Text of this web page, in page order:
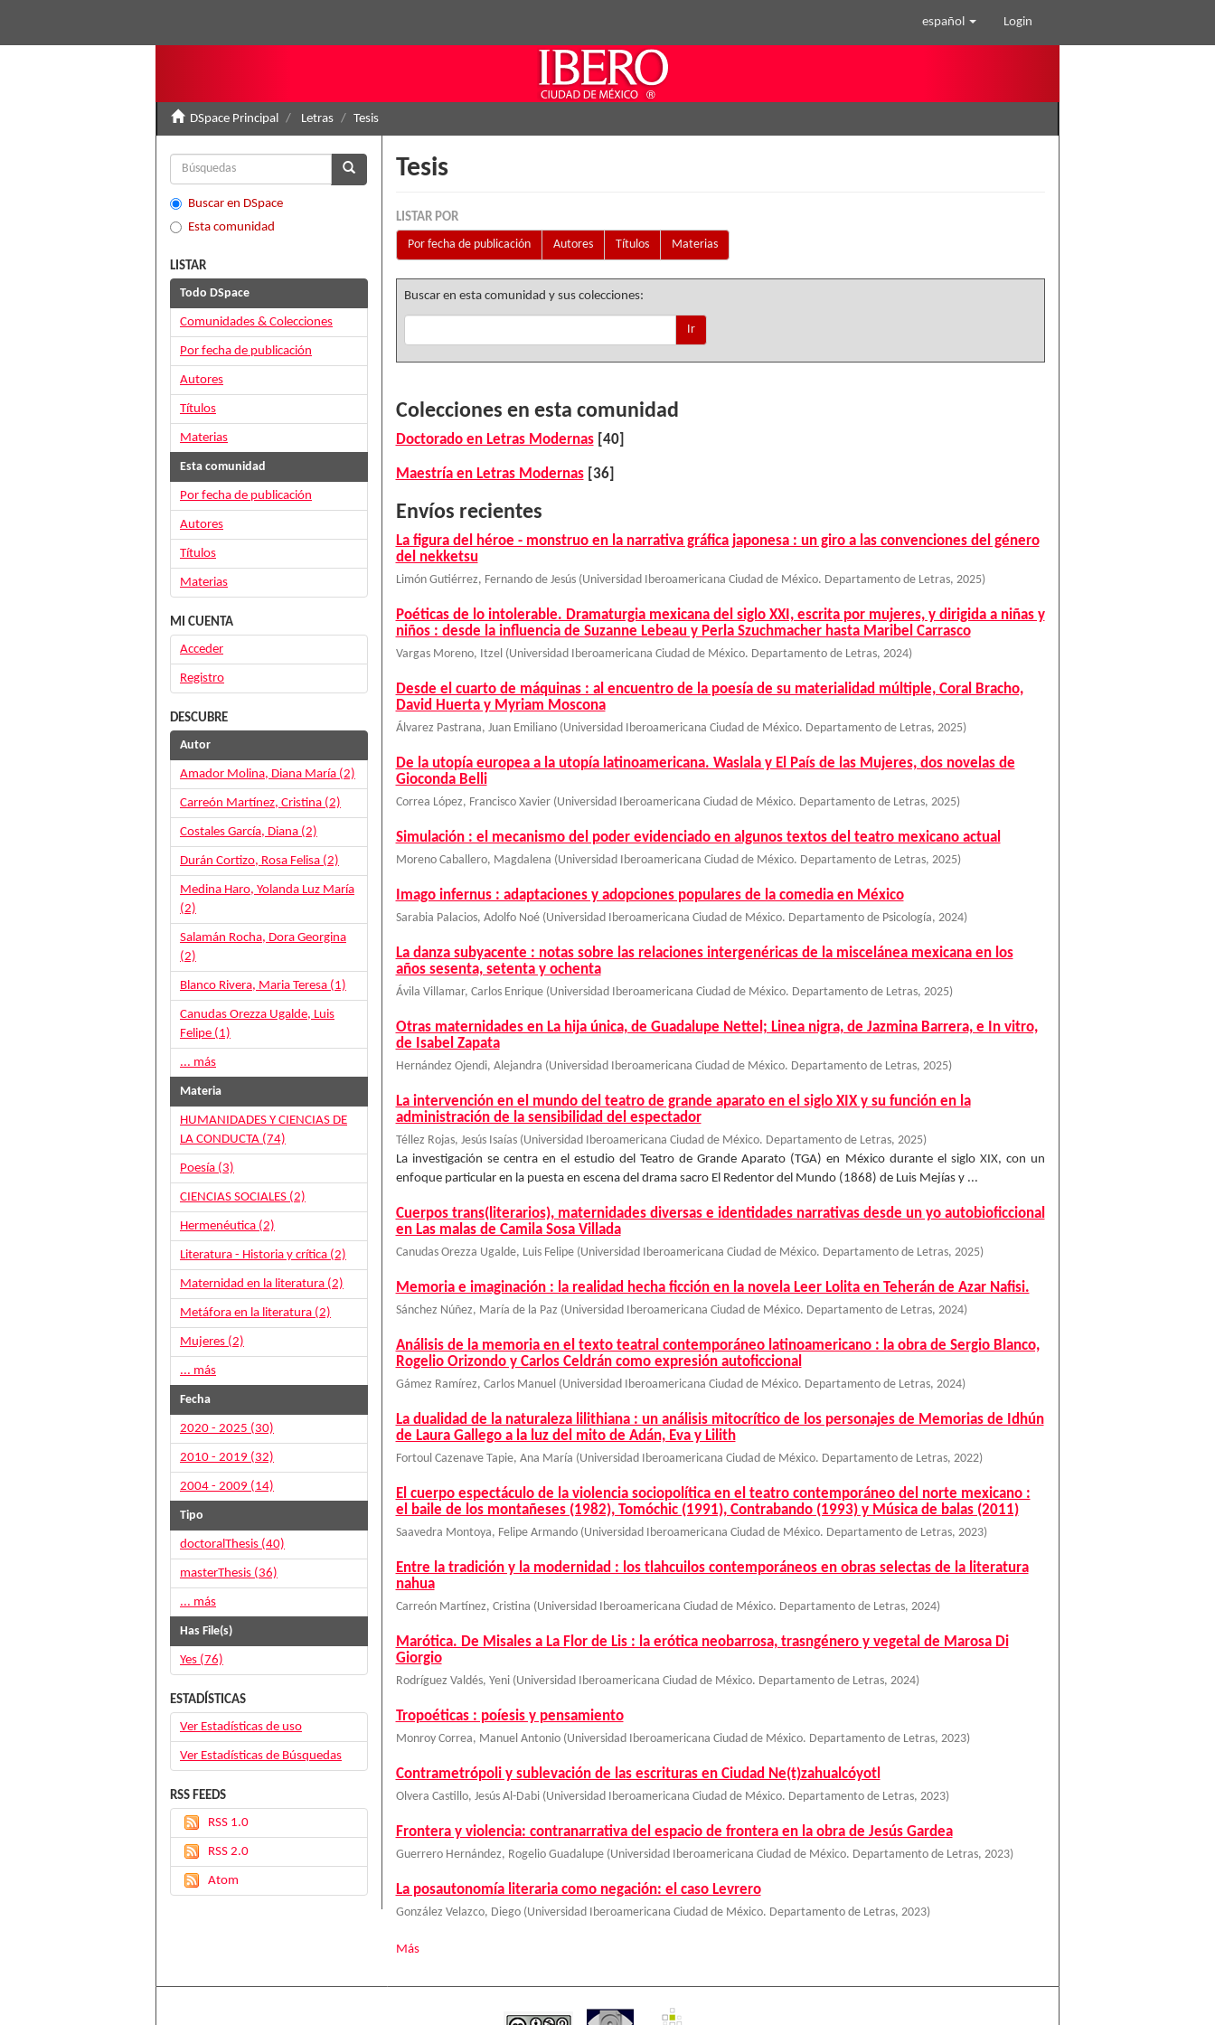
español Login
DSpace Principal Letras Tesis
Tesis
LISTAR POR
Por fecha de publicación
Autores Títulos Materias
Buscar en esta comunidad y sus colecciones:
Ir
Colecciones en esta comunidad
Doctorado en Letras Modernas[40]
Maestría en Letras Modernas[36]
Envíos recientes
La figura del héroe - monstruo en la narrativa gráfica japonesa : un giro a las convenciones del género
del nekketsu
Limón Gutiérrez, Fernando de Jesús (Universidad Iberoamericana Ciudad de México. Departamento de Letras, 2025)
Poéticas de lo intolerable. Dramaturgia mexicana del siglo XXI, escrita por mujeres, y dirigida a niñas y
niños : desde la influencia de Suzanne Lebeau y Perla Szuchmacher hasta Maribel Carrasco
Vargas Moreno, Itzel (Universidad Iberoamericana Ciudad de México. Departamento de Letras, 2024)
Desde el cuarto de máquinas : al encuentro de la poesía de su materialidad múltiple, Coral Bracho,
David Huerta y Myriam Moscona
Álvarez Pastrana, Juan Emiliano (Universidad Iberoamericana Ciudad de México. Departamento de Letras, 2025)
De la utopía europea a la utopía latinoamericana. Waslala y El País de las Mujeres, dos novelas de
Gioconda Belli
Correa López, Francisco Xavier (Universidad Iberoamericana Ciudad de México. Departamento de Letras, 2025)
Simulación : el mecanismo del poder evidenciado en algunos textos del teatro mexicano actual
Moreno Caballero, Magdalena (Universidad Iberoamericana Ciudad de México. Departamento de Letras, 2025)
Imago infernus : adaptaciones y adopciones populares de la comedia en México
Sarabia Palacios, Adolfo Noé (Universidad Iberoamericana Ciudad de México. Departamento de Psicología, 2024)
La danza subyacente : notas sobre las relaciones intergenéricas de la miscelánea mexicana en los
años sesenta, setenta y ochenta
Ávila Villamar, Carlos Enrique (Universidad Iberoamericana Ciudad de México. Departamento de Letras, 2025)
Otras maternidades en La hija única, de Guadalupe Nettel; Linea nigra, de Jazmina Barrera, e In vitro,
de Isabel Zapata
Hernández Ojendi, Alejandra (Universidad Iberoamericana Ciudad de México. Departamento de Letras, 2025)
La intervención en el mundo del teatro de grande aparato en el siglo XIX y su función en la
administración de la sensibilidad del espectador
Téllez Rojas, Jesús Isaías (Universidad Iberoamericana Ciudad de México. Departamento de Letras, 2025)
La investigación se centra en el estudio del Teatro de Grande Aparato (TGA) en México durante el siglo XIX, con un
enfoque particular en la puesta en escena del drama sacro El Redentor del Mundo (1868) de Luis Mejías y ...
Cuerpos trans(literarios), maternidades diversas e identidades narrativas desde un yo autobioficcional
en Las malas de Camila Sosa Villada
Canudas Orezza Ugalde, Luis Felipe (Universidad Iberoamericana Ciudad de México. Departamento de Letras, 2025)
Memoria e imaginación : la realidad hecha ficción en la novela Leer Lolita en Teherán de Azar Nafisi.
Sánchez Núñez, María de la Paz (Universidad Iberoamericana Ciudad de México. Departamento de Letras, 2024)
Análisis de la memoria en el texto teatral contemporáneo latinoamericano : la obra de Sergio Blanco,
Rogelio Orizondo y Carlos Celdrán como expresión autoficcional
Gámez Ramírez, Carlos Manuel (Universidad Iberoamericana Ciudad de México. Departamento de Letras, 2024)
La dualidad de la naturaleza lilithiana : un análisis mitocrítico de los personajes de Memorias de Idhún
de Laura Gallego a la luz del mito de Adán, Eva y Lilith
Fortoul Cazenave Tapie, Ana María (Universidad Iberoamericana Ciudad de México. Departamento de Letras, 2022)
El cuerpo espectáculo de la violencia sociopolítica en el teatro contemporáneo del norte mexicano :
el baile de los montañeses (1982), Tomóchic (1991), Contrabando (1993) y Música de balas (2011)
Saavedra Montoya, Felipe Armando (Universidad Iberoamericana Ciudad de México. Departamento de Letras, 2023)
Entre la tradición y la modernidad : los tlahcuilos contemporáneos en obras selectas de la literatura
nahua
Carreón Martínez, Cristina (Universidad Iberoamericana Ciudad de México. Departamento de Letras, 2024)
Marótica. De Misales a La Flor de Lis : la erótica neobarrosa, trasngénero y vegetal de Marosa Di
Giorgio
Rodríguez Valdés, Yeni (Universidad Iberoamericana Ciudad de México. Departamento de Letras, 2024)
Tropoéticas : poíesis y pensamiento
Monroy Correa, Manuel Antonio (Universidad Iberoamericana Ciudad de México. Departamento de Letras, 2023)
Contrametrópoli y sublevación de las escrituras en Ciudad Ne(t)zahualcóyotl
Olvera Castillo, Jesús Al-Dabi (Universidad Iberoamericana Ciudad de México. Departamento de Letras, 2023)
Frontera y violencia: contranarrativa del espacio de frontera en la obra de Jesús Gardea
Guerrero Hernández, Rogelio Guadalupe (Universidad Iberoamericana Ciudad de México. Departamento de Letras, 2023)
La posautonomía literaria como negación: el caso Levrero
González Velazco, Diego (Universidad Iberoamericana Ciudad de México. Departamento de Letras, 2023)
Más
Buscar en DSpace
Esta comunidad
LISTAR
Todo DSpace
Comunidades & Colecciones
Por fecha de publicación
Autores
Títulos
Materias
Esta comunidad
Por fecha de publicación
Autores
Títulos
Materias
MI CUENTA
Acceder
Registro
DESCUBRE
Autor
Amador Molina, Diana María (2)
Carreón Martínez, Cristina (2)
Costales García, Diana (2)
Durán Cortizo, Rosa Felisa (2)
Medina Haro, Yolanda Luz María
(2)
Salamán Rocha, Dora Georgina
(2)
Blanco Rivera, Maria Teresa (1)
Canudas Orezza Ugalde, Luis
Felipe (1)
... más
Materia
HUMANIDADES Y CIENCIAS DE
LA CONDUCTA (74)
Poesía (3)
CIENCIAS SOCIALES (2)
Hermenéutica (2)
Literatura - Historia y crítica (2)
Maternidad en la literatura (2)
Metáfora en la literatura (2)
Mujeres (2)
... más
Fecha
2020 - 2025 (30)
2010 - 2019 (32)
2004 - 2009 (14)
Tipo
doctoralThesis (40)
masterThesis (36)
... más
Has File(s)
Yes (76)
ESTADÍSTICAS
Ver Estadísticas de uso
Ver Estadísticas de Búsquedas
RSS FEEDS
RSS 1.0
RSS 2.0
Atom